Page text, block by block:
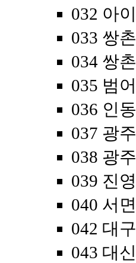
032 아
033 쌍
034 쌍
035 범
036 인
037 광
038 광
039 진
040 서
042 대
043 대